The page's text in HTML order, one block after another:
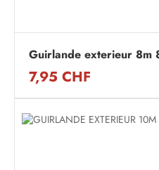
Guirlande exterieur 8m
7,95 CHF